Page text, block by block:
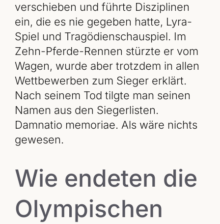
verschieben und führte Disziplinen
ein, die es nie gegeben hatte, Lyra-
Spiel und Tragödienschauspiel. Im
Zehn-Pferde-Rennen stürzte er vom
Wagen, wurde aber trotzdem in allen
Wettbewerben zum Sieger erklärt.
Nach seinem Tod tilgte man seinen
Namen aus den Siegerlisten.
Damnatio memoriae. Als wäre nichts
gewesen.
Wie endeten die
Olympischen